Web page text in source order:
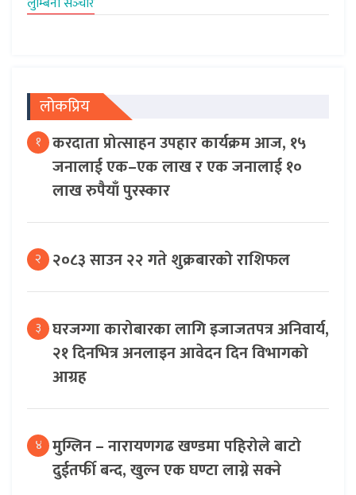
लोकप्रिय
१ करदाता प्रोत्साहन उपहार कार्यक्रम आज, १५
जनालाई एक–एक लाख र एक जनालाई १०
लाख रुपैयाँ पुरस्कार
२ २०८३ साउन २२ गते शुक्रबारको राशिफल
३ घरजग्गा कारोबारका लागि इजाजतपत्र अनिवार्य,
२१ दिनभित्र अनलाइन आवेदन दिन विभागको
आग्रह
४ मुग्लिन – नारायणगढ खण्डमा पहिरोले बाटो
दुईतर्फी बन्द, खुल्न एक घण्टा लाग्ने सक्ने